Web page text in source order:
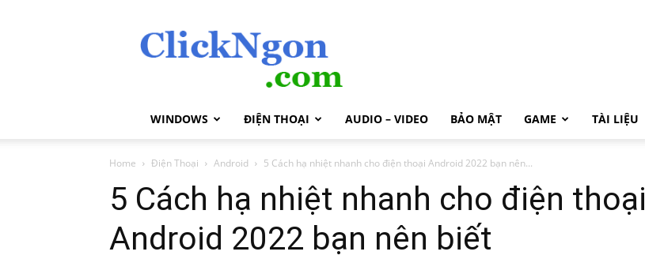
ClickNgon.com
WINDOWS ĐIỆN THOẠI AUDIO – VIDEO BẢO MẬT GAME TÀI LIỆU
Home Điện Thoại Android 5 Cách hạ nhiệt nhanh cho điện thoại Android 2022 bạn nên...
5 Cách hạ nhiệt nhanh cho điện thoại
Android 2022 bạn nên biết